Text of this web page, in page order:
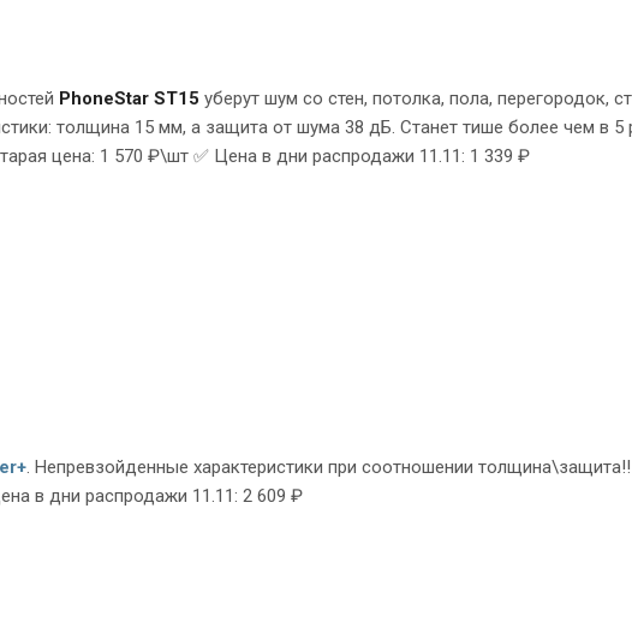
PhoneStar ST15 уберут шум со стен, потолка, пола, перегородок,
толщина 15 мм, а защита от шума 38 дБ. Станет тише более чем в
цена: 1 570 ₽\шт ✅ Цена в дни распродажи 11.11: 1 339 ₽
. Непревзойденные характеристики при соотношении
в дни распродажи 11.11: 2 609 ₽